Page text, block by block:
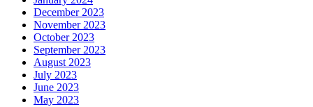
December 2023
November 2023
October 2023
September 2023
August 2023
July 2023
June 2023
May 2023